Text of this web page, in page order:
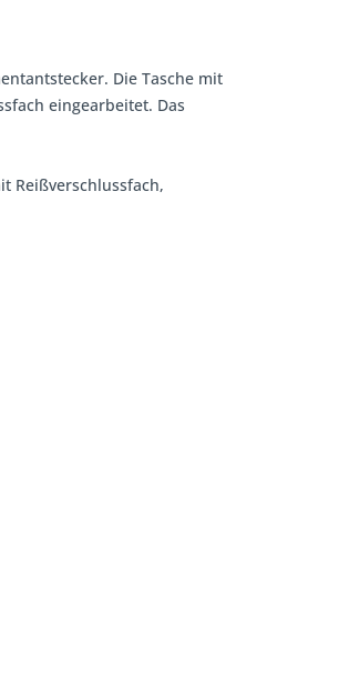
Die Tasche mit
eingearbeitet. Das
Reißverschlussfach,